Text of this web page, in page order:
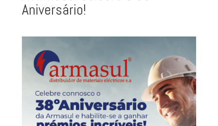
Aniversário!